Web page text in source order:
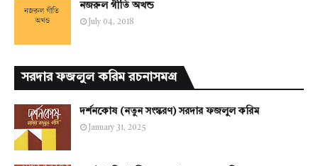
নজরুল গীতি অখন্ড
July 04, 2018
সরদার ফজলুল করিম রচনাসমগ্র
দর্শনকোষ (নতুন সংস্করণ) সরদার ফজলুল করিম
January 31, 2025